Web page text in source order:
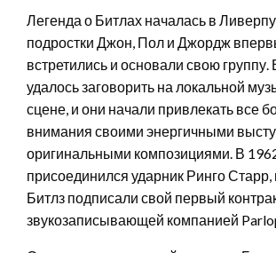
Легенда о Битлах началась в
подростки Джон, Пол и Джордж
встретились и основали свою группу.
удалось заговорить на локальной
сцене, и они начали привлекать все
внимания своими энергичными
оригинальными композициями. В
присоединился ударник Ринго Старр,
Битлз подписали свой первый
звукозаписывающей компанией